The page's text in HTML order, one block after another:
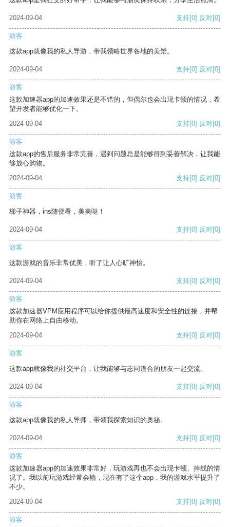
2024-09-04 支持[0] 反对[0]
游客
这款app就像我的私人导游，带我领略世界各地的美景。
2024-09-04 支持[0] 反对[0]
游客
这款加速器app的加速效果还是不错的，但偶尔也会出现卡顿的情况，希
望开发者能够优化一下。
2024-09-04
支持[0] 反对[0]
游客
这款app的售后服务非常完善，遇到问题总是能够得到妥善解决，让我能
够放心购物。
2024-09-04
支持[0] 反对[0]
游客
梯子神器，ins随便看，美美哒！
2024-09-04 支持[0] 反对[0]
游客
这款游戏的音乐非常优美，听了让人心旷神怡。
2024-09-04 支持[0] 反对[0]
游客
这款加速器VPM应用程序可以给你提供最高速度和安全性的连接，并帮
助你在网络上自由移动。
2024-09-04
支持[0] 反对[0]
游客
这款app就像我的社交平台，让我能够与志同道合的朋友一起交流。
2024-09-04 支持[0] 反对[0]
游客
这款app就像我的私人导师，带领我探索知识的奥秘。
2024-09-04 支持[0] 反对[0]
游客
这款加速器app的加速效果非常好，玩游戏再也不会出现卡顿、掉线的情
况了。我以前玩游戏经常会输，现在有了这个app，我的游戏水平提升了
不少。
2024-09-04
支持[0] 反对[0]
游客